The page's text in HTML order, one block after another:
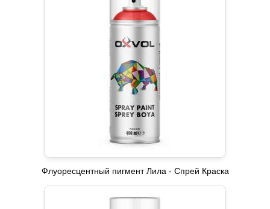
Флуоресцентный пигмент Лила - Спрей Краска